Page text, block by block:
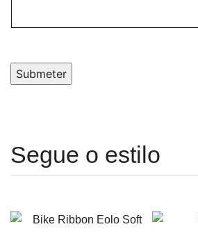
Submeter